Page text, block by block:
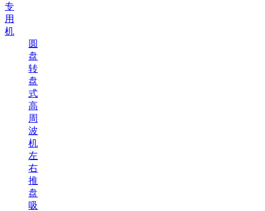
专
用
机
圆
盘
转
盘
式
高
周
波
机
左
右
推
盘
吸